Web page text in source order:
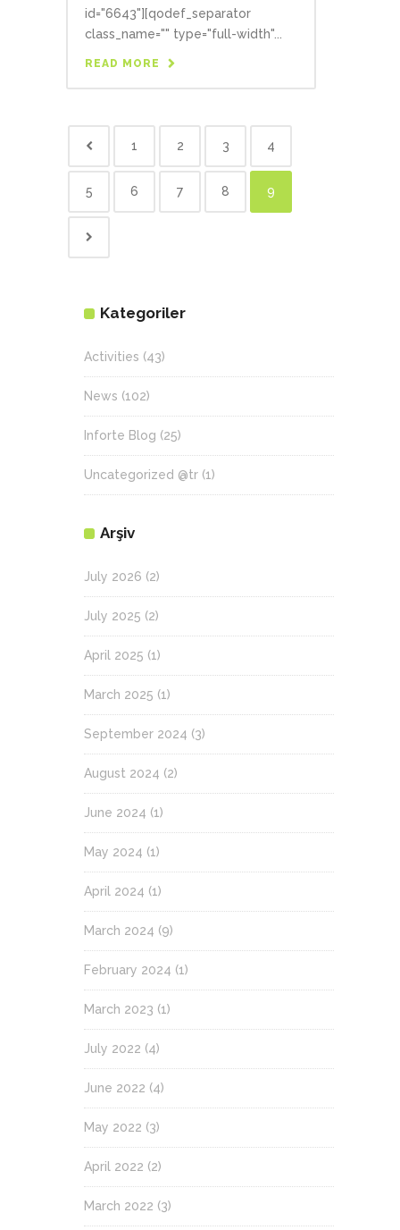
id="6643"][qodef_separator
class_name="" type="full-width"...
READ MORE
1 2 3 4
5 6 7 8 9
Kategoriler
Activities (43)
News (102)
Inforte Blog (25)
Uncategorized @tr (1)
Arşiv
July 2026 (2)
July 2025 (2)
April 2025 (1)
March 2025 (1)
September 2024 (3)
August 2024 (2)
June 2024 (1)
May 2024 (1)
April 2024 (1)
March 2024 (9)
February 2024 (1)
March 2023 (1)
July 2022 (4)
June 2022 (4)
May 2022 (3)
April 2022 (2)
March 2022 (3)